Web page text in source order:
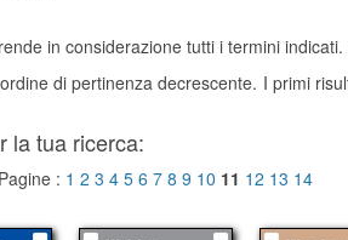
in considerazione tutti i termini
di pertinenza decrescente. I primi
la tua ricerca:
Pagine : 1 2 3 4 5 6 7 8 9 10 11 12 13 14